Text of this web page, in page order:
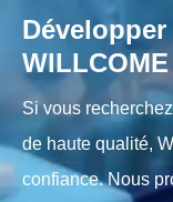
WILLCOME
Si vous
de haute qualité,
confiance. Nous